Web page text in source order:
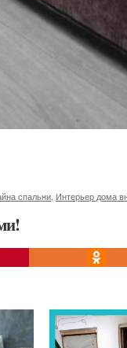
спальни Интерьер дома